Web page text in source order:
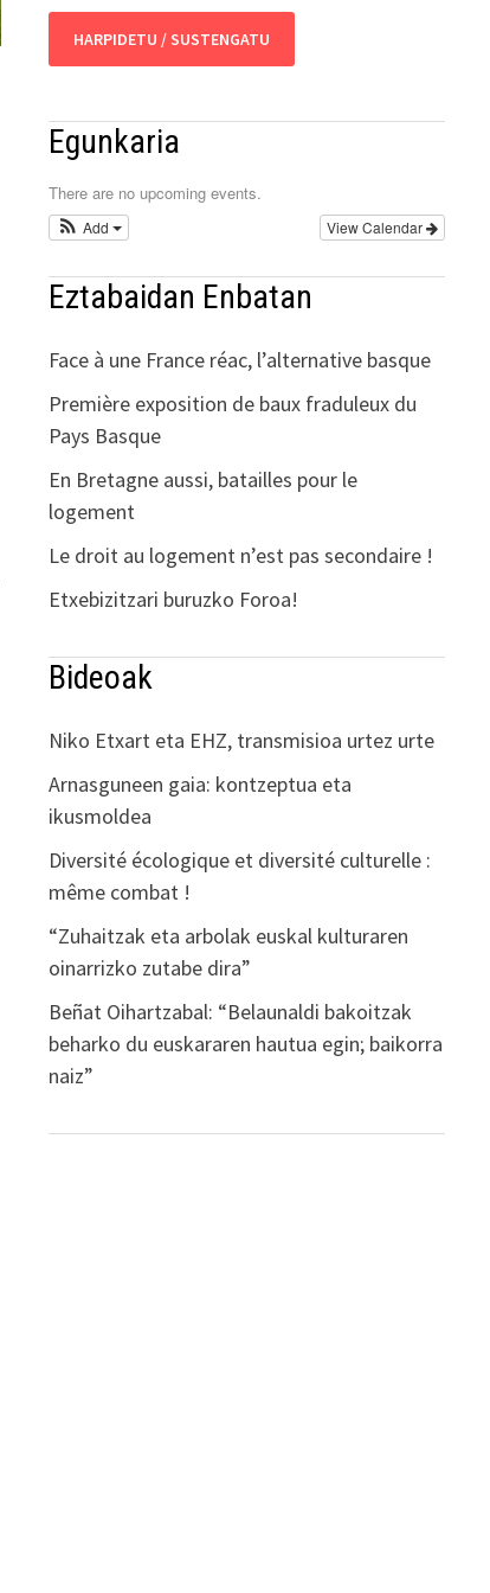
HARPIDETU / SUSTENGATU
Egunkaria
There are no upcoming events.
View Calendar
Add
Eztabaidan Enbatan
Face à une France réac, l’alternative basque
Première exposition de baux fraduleux du
Pays Basque
En Bretagne aussi, batailles pour le
logement
Le droit au logement n’est pas secondaire !
Etxebizitzari buruzko Foroa!
Bideoak
Niko Etxart eta EHZ, transmisioa urtez urte
Arnasguneen gaia: kontzeptua eta
ikusmoldea
Diversité écologique et diversité culturelle :
même combat !
“Zuhaitzak eta arbolak euskal kulturaren
oinarrizko zutabe dira”
Beñat Oihartzabal: “Belaunaldi bakoitzak
beharko du euskararen hautua egin; baikorra
naiz”